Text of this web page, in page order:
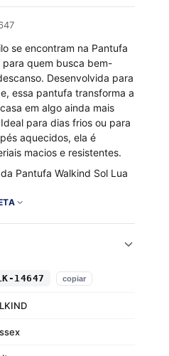
se encontram na Pantufa
para quem busca bem-
Desenvolvida para
essa pantufa transforma a
em algo ainda mais
para dias frios ou para
aquecidos, ela é
macios e resistentes.
Pantufa Walkind Sol Lua
e oferecendo a
um item indispensável
com personalidade
14647 copiar